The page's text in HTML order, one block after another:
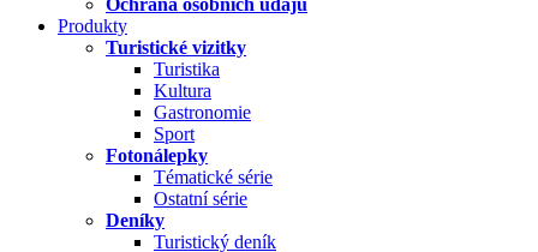
Ochrana osobních údajů
Produkty
Turistické vizitky
Turistika
Kultura
Gastronomie
Sport
Fotonálepky
Tématické série
Ostatní série
Deníky
Turistický deník